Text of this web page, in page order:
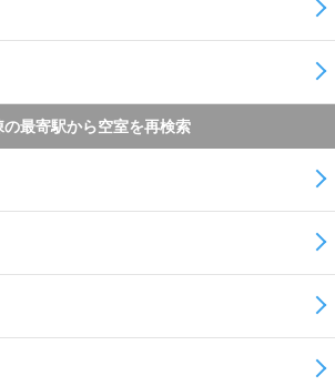
最寄駅から空室を再検索